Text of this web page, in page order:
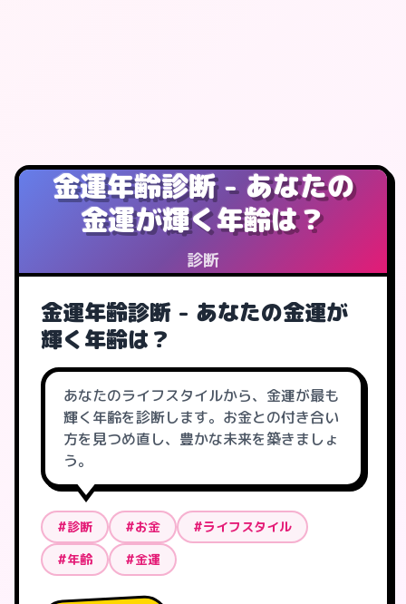
金運年齢診断 - あなたの
金運が輝く年齢は？
診断
金運年齢診断 - あなたの金運が
輝く年齢は？
あなたのライフスタイルから、金運が最も
輝く年齢を診断します。お金との付き合い
方を見つめ直し、豊かな未来を築きましょ
う。
#診断 #お金
#ライフスタイル
#年齢
#金運